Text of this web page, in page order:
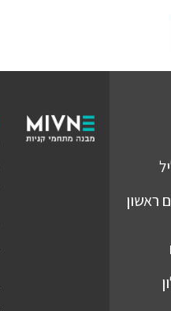
ראשון